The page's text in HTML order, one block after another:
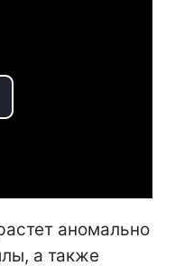
аномально
а также